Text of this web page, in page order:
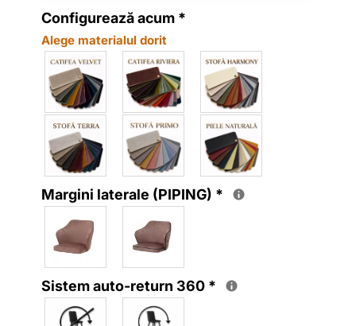
Configurează acum *
Alege materialul dorit
Margini laterale (PIPING) *
Sistem auto-return 360 *